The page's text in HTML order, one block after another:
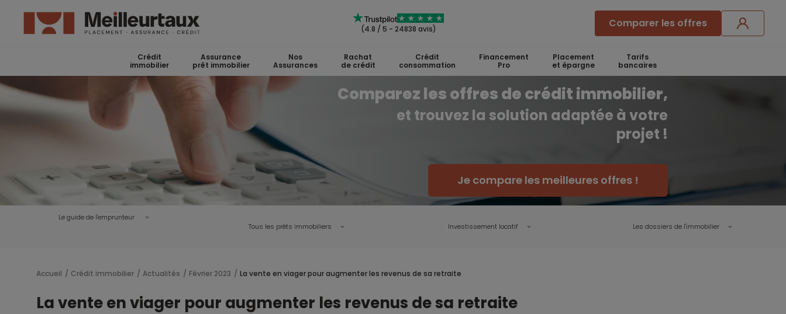
(4.8 / 5 - 24838 avis) Comparer les offres
Crédit
immobilier
Assurance
prêt immobilier
Nos
Assurances
Rachat
de crédit
Crédit
consommation
Financement
Pro
Placement
et épargne
Tarifs
bancaires
Comparez les offres de crédit immobilier,
et trouvez la solution adaptée à votre
projet !
Je compare les meilleures offres !
Le guide de l'emprunteur
Tous les prêts immobiliers
Investissement locatif Les dossiers de l'immobilier
Accueil Crédit immobilier Actualités Février 2023 La vente en viager pour augmenter les revenus de sa retraite
La vente en viager pour augmenter les revenus de sa retraite